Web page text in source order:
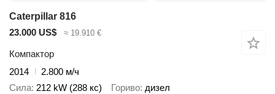
Caterpillar 816
23.000 US$
≈ 19.910 €
Компактор
2014
2.800 м/ч
Сила 212 kW (288 кс) Гориво дизел